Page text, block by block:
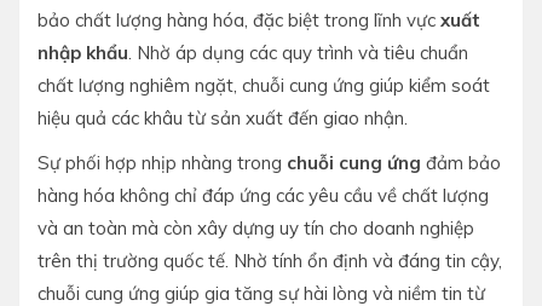
bảo chất lượng hàng hóa, đặc biệt trong lĩnh vực xuất
nhập khẩu. Nhờ áp dụng các quy trình và tiêu chuẩn
chất lượng nghiêm ngặt, chuỗi cung ứng giúp kiểm soát
hiệu quả các khâu từ sản xuất đến giao nhận.
Sự phối hợp nhịp nhàng trong chuỗi cung ứng đảm bảo
hàng hóa không chỉ đáp ứng các yêu cầu về chất lượng
và an toàn mà còn xây dựng uy tín cho doanh nghiệp
trên thị trường quốc tế. Nhờ tính ổn định và đáng tin cậy,
chuỗi cung ứng giúp gia tăng sự hài lòng và niềm tin từ